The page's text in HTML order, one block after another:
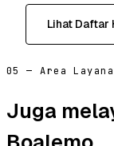
Lihat Daftar
05 — Area
Juga